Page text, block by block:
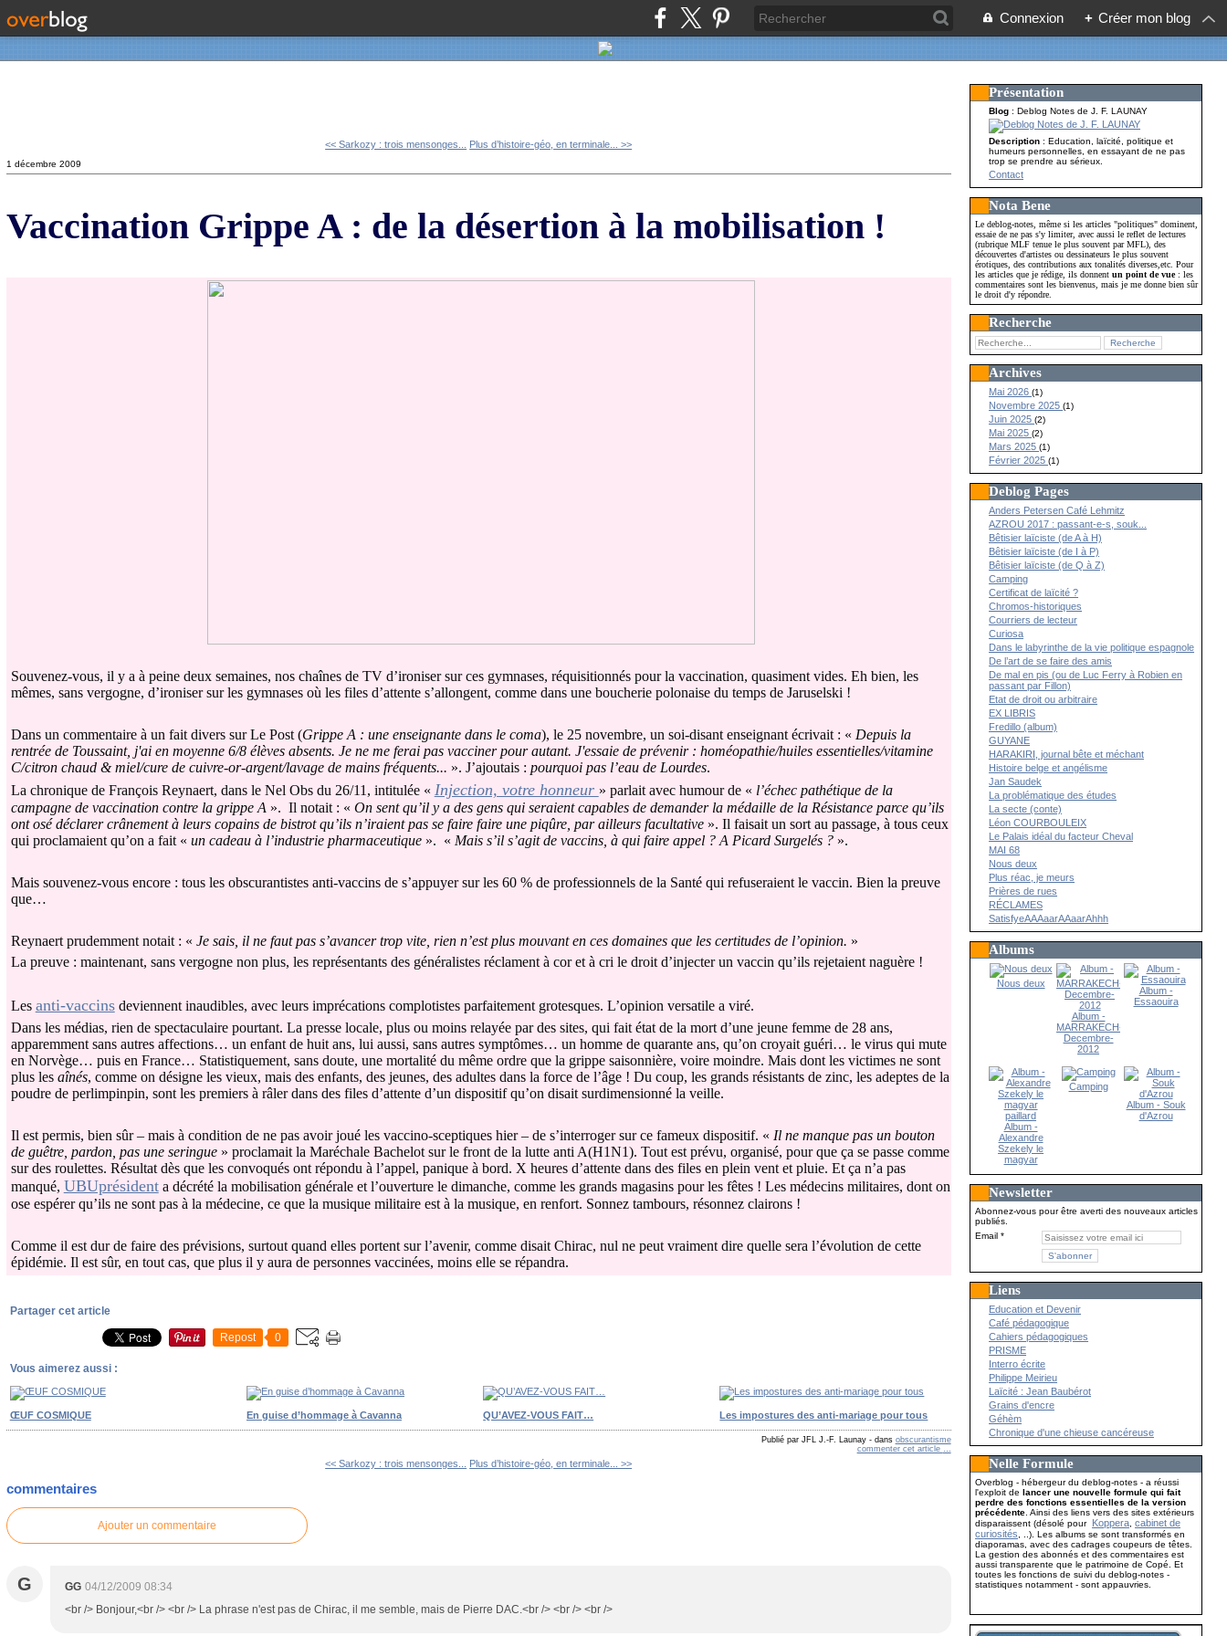
Connexion + Créer mon blog
<< Sarkozy : trois mensonges... Plus d’histoire-géo, en terminale... >>
1 décembre 2009
Vaccination Grippe A : de la désertion à la mobilisation !
Souvenez-vous, il y a à peine deux semaines, nos chaînes de TV d’ironiser sur ces gymnases, réquisitionnés pour la vaccination, quasiment vides. Eh bien, les
mêmes, sans vergogne, d’ironiser sur les gymnases où les files d’attente s’allongent, comme dans une boucherie polonaise du temps de Jaruselski !
Dans un commentaire à un fait divers sur Le Post (Grippe A : une enseignante dans le coma), le 25 novembre, un soi-disant enseignant écrivait : « Depuis la
rentrée de Toussaint, j'ai en moyenne 6/8 élèves absents. Je ne me ferai pas vacciner pour autant. J'essaie de prévenir : homéopathie/huiles essentielles/vitamine
C/citron chaud & miel/cure de cuivre-or-argent/lavage de mains fréquents... ». J’ajoutais : pourquoi pas l’eau de Lourdes.
La chronique de François Reynaert, dans le Nel Obs du 26/11, intitulée « Injection, votre honneur » parlait avec humour de « l’échec pathétique de la
campagne de vaccination contre la grippe A ». Il notait : « On sent qu’il y a des gens qui seraient capables de demander la médaille de la Résistance parce qu’ils
ont osé déclarer crânement à leurs copains de bistrot qu’ils n’iraient pas se faire faire une piqûre, par ailleurs facultative ». Il faisait un sort au passage, à tous ceux
qui proclamaient qu’on a fait « un cadeau à l’industrie pharmaceutique». « Mais s’il s’agit de vaccins, à qui faire appel ? A Picard Surgelés ? ».
Mais souvenez-vous encore : tous les obscurantistes anti-vaccins de s’appuyer sur les 60 % de professionnels de la Santé qui refuseraient le vaccin. Bien la preuve
que…
Reynaert prudemment notait : « Je sais, il ne faut pas s’avancer trop vite, rien n’est plus mouvant en ces domaines que les certitudes de l’opinion. »
La preuve : maintenant, sans vergogne non plus, les représentants des généralistes réclament à cor et à cri le droit d’injecter un vaccin qu’ils rejetaient naguère !
Les anti-vaccinsdeviennent inaudibles, avec leurs imprécations complotistes parfaitement grotesques. L’opinion versatile a viré.
Dans les médias, rien de spectaculaire pourtant. La presse locale, plus ou moins relayée par des sites, qui fait état de la mort d’une jeune femme de 28 ans,
apparemment sans autres affections… un enfant de huit ans, lui aussi, sans autres symptômes… un homme de quarante ans, qu’on croyait guéri… le virus qui mute
en Norvège… puis en France… Statistiquement, sans doute, une mortalité du même ordre que la grippe saisonnière, voire moindre. Mais dont les victimes ne sont
plus les aînés, comme on désigne les vieux, mais des enfants, des jeunes, des adultes dans la force de l’âge ! Du coup, les grands résistants de zinc, les adeptes de la
poudre de perlimpinpin, sont les premiers à râler dans des files d’attente d’un dispositif qu’on disait surdimensionné la veille.
Il est permis, bien sûr – mais à condition de ne pas avoir joué les vaccino-sceptiques hier – de s’interroger sur ce fameux dispositif. « Il ne manque pas un bouton
de guêtre, pardon, pas une seringue» proclamait la Maréchale Bachelot sur le front de la lutte anti A(H1N1). Tout est prévu, organisé, pour que ça se passe comme
sur des roulettes. Résultat dès que les convoqués ont répondu à l’appel, panique à bord. X heures d’attente dans des files en plein vent et pluie. Et ça n’a pas
manqué, UBUprésidenta décrété la mobilisation générale et l’ouverture le dimanche, comme les grands magasins pour les fêtes ! Les médecins militaires, dont on
ose espérer qu’ils ne sont pas à la médecine, ce que la musique militaire est à la musique, en renfort. Sonnez tambours, résonnez clairons !
Comme il est dur de faire des prévisions, surtout quand elles portent sur l’avenir, comme disait Chirac, nul ne peut vraiment dire quelle sera l’évolution de cette
épidémie. Il est sûr, en tout cas, que plus il y aura de personnes vaccinées, moins elle se répandra.
Partager cet article
Repost 0
Vous aimerez aussi :
ŒUF COSMIQUE En guise d’hommage à Cavanna QU’AVEZ-VOUS FAIT… Les impostures des anti-mariage pour tous
Publié par JFL J.-F. Launay -dans obscurantisme
commenter cet article …
<< Sarkozy : trois mensonges... Plus d’histoire-géo, en terminale... >>
commentaires
Ajouter un commentaire
G GG 04/12/2009 08:34
<br /> Bonjour,<br /> <br /> La phrase n'est pas de Chirac, il me semble, mais de Pierre DAC.<br /> <br /> <br />
Présentation
Blog : Deblog Notes de J. F. LAUNAY
Description: Education, laïcité, politique et
humeurs personnelles, en essayant de ne pas
trop se prendre au sérieux.
Contact
Nota Bene
Le deblog-notes, même si les articles "politiques" dominent,
essaie de ne pas s'y limiter, avec aussi le reflet de lectures
(rubrique MLF tenue le plus souvent par MFL), des
découvertes d'artistes ou dessinateurs le plus souvent
érotiques, des contributions aux tonalités diverses,etc. Pour
les articles que je rédige, ils donnentun point de vue: les
commentaires sont les bienvenus, mais je me donne bien sûr
le droit d'y répondre.
Recherche
Archives
Mai 2026(1)
Novembre 2025(1)
Juin 2025(2)
Mai 2025(2)
Mars 2025(1)
Février 2025(1)
Deblog Pages
Anders Petersen Café Lehmitz
AZROU 2017 : passant-e-s, souk...
Bêtisier laïciste (de A à H)
Bêtisier laïciste (de I à P)
Bêtisier laïciste (de Q à Z)
Camping
Certificat de laïcité ?
Chromos-historiques
Courriers de lecteur
Curiosa
Dans le labyrinthe de la vie politique espagnole
De l’art de se faire des amis
De mal en pis (ou de Luc Ferry à Robien en
passant par Fillon)
Etat de droit ou arbitraire
EX LIBRIS
Fredillo (album)
GUYANE
HARAKIRI, journal bête et méchant
Histoire belge et angélisme
Jan Saudek
La problématique des études
La secte (conte)
Léon COURBOULEIX
Le Palais idéal du facteur Cheval
MAI 68
Nous deux
Plus réac, je meurs
Prières de rues
RÉCLAMES
SatisfyeAAAaarAAaarAhhh
Albums
Nous deux
Album -
MARRAKECH-
Decembre-
2012
Album -
Essaouira
Album -
Alexandre
Szekely le
magyar
Camping
Album - Souk
d'Azrou
Newsletter
Abonnez-vous pour être averti des nouveaux articles
publiés.
Email
Liens
Education et Devenir
Café pédagogique
Cahiers pédagogiques
PRISME
Interro écrite
Philippe Meirieu
Laïcité : Jean Baubérot
Grains d'encre
Géhèm
Chronique d'une chieuse cancéreuse
Nelle Formule
Overblog - hébergeur du deblog-notes - a réussi
l'exploit delancer une nouvelle formule qui fait
perdre des fonctions essentielles de la version
précédente . Ainsi des liens vers des sites extérieurs
disparaissent (désolé pour Koppera ,cabinet de
curiosités , ..). Les albums se sont transformés en
diaporamas, avec des cadrages coupeurs de têtes.
La gestion des abonnés et des commentaires est
aussi transparente que le patrimoine de Copé. Et
toutes les fonctions de suivi du deblog-notes -
statistiques notamment - sont appauvries.